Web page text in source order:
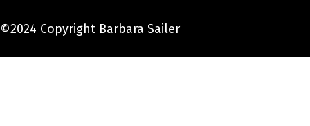
©2024 Copyright Barbara Sailer